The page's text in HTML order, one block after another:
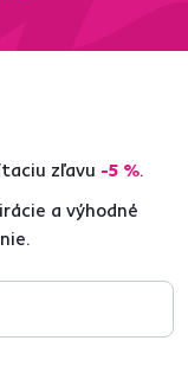
zľavu -5 %.
a výhodné